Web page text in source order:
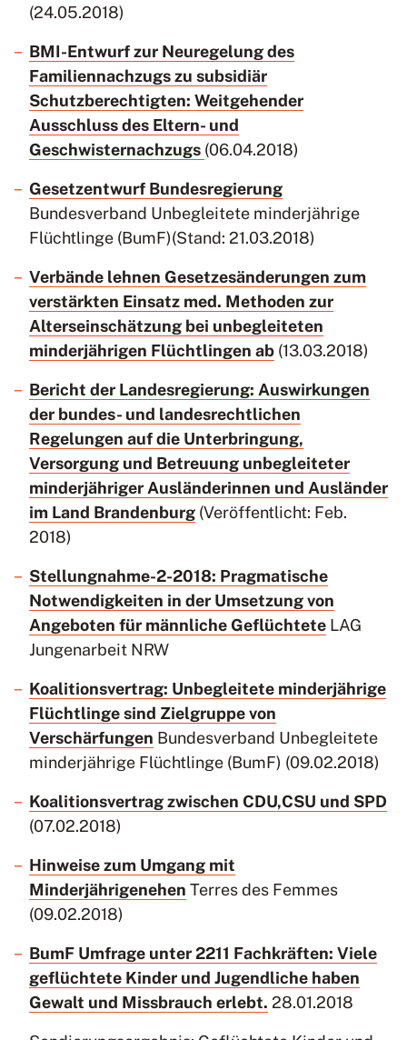
(24.05.2018)
BMI-Entwurf zur Neuregelung des
Familiennachzugs zu subsidiär
Schutzberechtigten: Weitgehender
Ausschluss des Eltern- und
Geschwisternachzugs (06.04.2018)
Gesetzentwurf Bundesregierung
Bundesverband Unbegleitete minderjährige
Flüchtlinge (BumF)(Stand: 21.03.2018)
Verbände lehnen Gesetzesänderungen zum
verstärkten Einsatz med. Methoden zur
Alterseinschätzung bei unbegleiteten
minderjährigen Flüchtlingen ab (13.03.2018)
Bericht der Landesregierung: Auswirkungen
der bundes- und landesrechtlichen
Regelungen auf die Unterbringung,
Versorgung und Betreuung unbegleiteter
minderjähriger Ausländerinnen und Ausländer
im Land Brandenburg (Veröffentlicht: Feb.
2018)
Stellungnahme-2-2018: Pragmatische
Notwendigkeiten in der Umsetzung von
Angeboten für männliche Geflüchtete LAG
Jungenarbeit NRW
Koalitionsvertrag: Unbegleitete minderjährige
Flüchtlinge sind Zielgruppe von
Verschärfungen Bundesverband Unbegleitete
minderjährige Flüchtlinge (BumF) (09.02.2018)
Koalitionsvertrag zwischen CDU,CSU und SPD
(07.02.2018)
Hinweise zum Umgang mit
Minderjährigenehen Terres des Femmes
(09.02.2018)
BumF Umfrage unter 2211 Fachkräften: Viele
geflüchtete Kinder und Jugendliche haben
Gewalt und Missbrauch erlebt. 28.01.2018